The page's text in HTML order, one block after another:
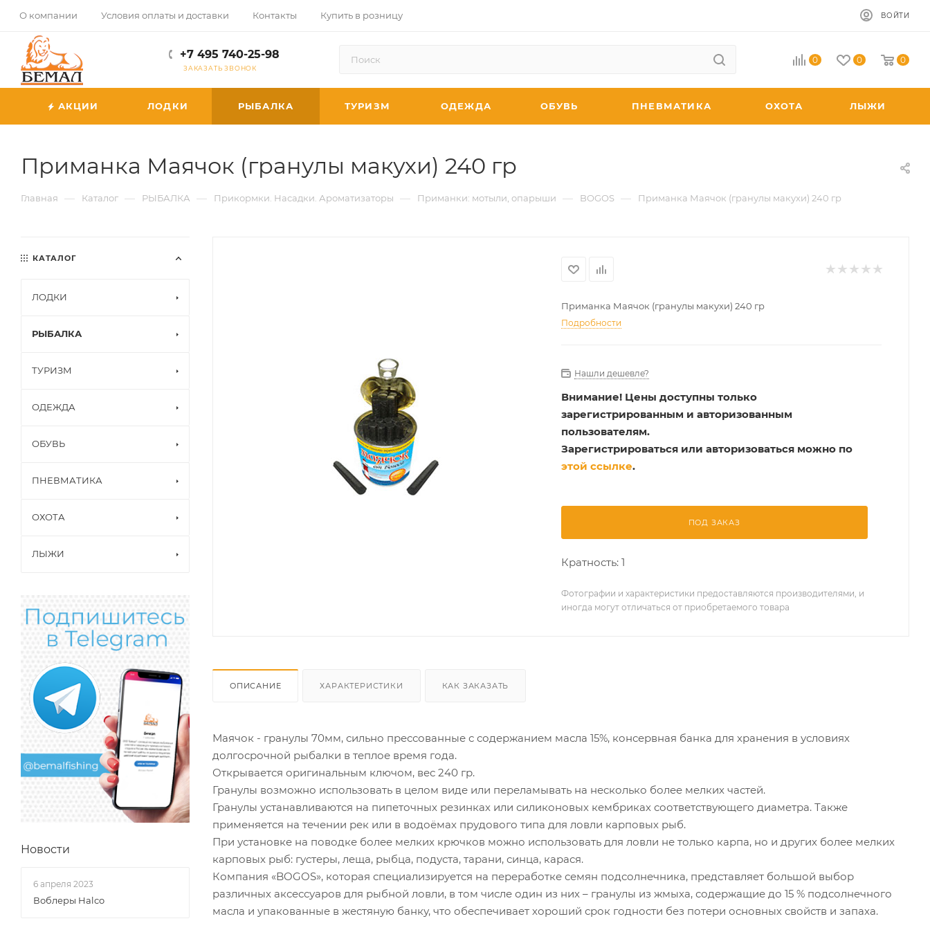
О компании Условия оплаты и доставки Контакты Купить в розницу ВОЙТИ
+7 495 740-25-98
ЗАКАЗАТЬ ЗВОНОК
0 0 0
АКЦИИ ЛОДКИ РЫБАЛКА ТУРИЗМ ОДЕЖДА ОБУВЬ ПНЕВМАТИКА ОХОТА ЛЫЖИ
Приманка Маячок (гранулы макухи) 240 гр
Главная — Каталог — РЫБАЛКА — Прикормки. Насадки. Ароматизаторы — Приманки: мотыли, опарыши — BOGOS — Приманка Маячок (гранулы макухи) 240 гр
Приманка Маячок (гранулы макухи) 240 гр
Подробности
Нашли дешевле?
Внимание! Цены доступны только
зарегистрированным и авторизованным
пользователям.
Зарегистрироваться или авторизоваться можно по
этой ссылке.
ПОД ЗАКАЗ
Кратность: 1
Фотографии и характеристики предоставляются производителями, и
иногда могут отличаться от приобретаемого товара
ОПИСАНИЕ ХАРАКТЕРИСТИКИ КАК ЗАКАЗАТЬ
Маячок - гранулы 70мм, сильно прессованные с содержанием масла 15%, консервная банка для хранения в условиях
долгосрочной рыбалки в теплое время года.
Открывается оригинальным ключом, вес 240 гр.
Гранулы возможно использовать в целом виде или переламывать на несколько более мелких частей.
Гранулы устанавливаются на пипеточных резинках или силиконовых кембриках соответствующего диаметра. Также
применяется на течении рек или в водоёмах прудового типа для ловли карповых рыб.
При установке на поводке более мелких крючков можно использовать для ловли не только карпа, но и других более мелких
карповых рыб: густеры, леща, рыбца, подуста, тарани, синца, карася.
Компания «BOGOS», которая специализируется на переработке семян подсолнечника, представляет большой выбор
различных аксессуаров для рыбной ловли, в том числе один из них – гранулы из жмыха, содержащие до 15 % подсолнечного
масла и упакованные в жестяную банку, что обеспечивает хороший срок годности без потери основных свойств и запаха.
КАТАЛОГ
ЛОДКИ
РЫБАЛКА
ТУРИЗМ
ОДЕЖДА
ОБУВЬ
ПНЕВМАТИКА
ОХОТА
ЛЫЖИ
Новости
6 апреля 2023
Воблеры Halco